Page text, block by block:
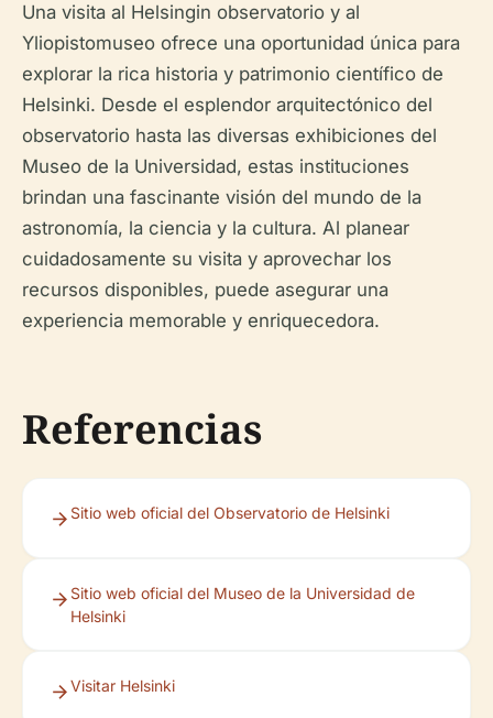
Una visita al Helsingin observatorio y al
Yliopistomuseo ofrece una oportunidad única para
explorar la rica historia y patrimonio científico de
Helsinki. Desde el esplendor arquitectónico del
observatorio hasta las diversas exhibiciones del
Museo de la Universidad, estas instituciones
brindan una fascinante visión del mundo de la
astronomía, la ciencia y la cultura. Al planear
cuidadosamente su visita y aprovechar los
recursos disponibles, puede asegurar una
experiencia memorable y enriquecedora.
Referencias
Sitio web oficial del Observatorio de Helsinki
Sitio web oficial del Museo de la Universidad de
Helsinki
Visitar Helsinki